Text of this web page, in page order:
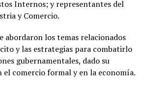
Internos; y representantes del
y Comercio.
abordaron los temas relacionados
y las estrategias para combatirlo
gubernamentales, dado su
comercio formal y en la economía.